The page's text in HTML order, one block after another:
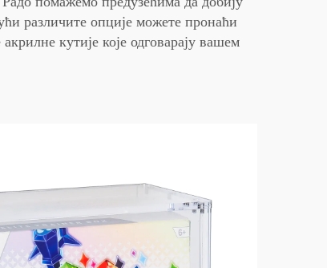
различите опције можете пронаћи
кутије које одговарају вашем